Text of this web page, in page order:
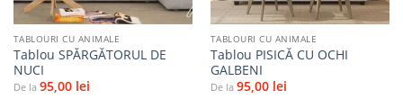
TABLOURI CU ANIMALE
Tablou SPĂRGĂTORUL DE
NUCI
De la 95,00 lei
TABLOURI CU ANIMALE
Tablou PISICĂ CU OCHI
GALBENI
De la 95,00 lei